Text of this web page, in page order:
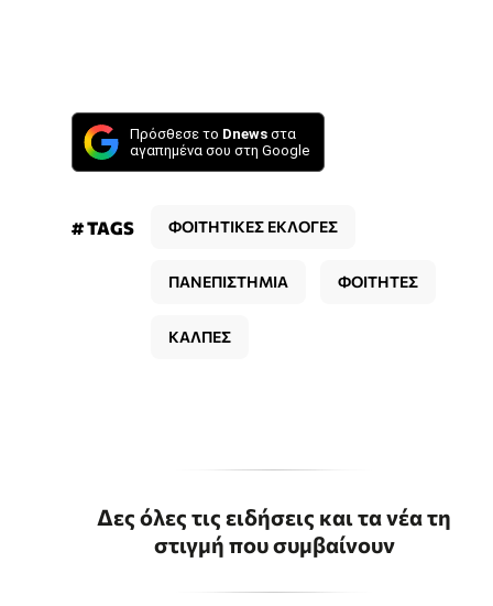
Πρόσθεσε το Dnews στα
αγαπημένα σου στη Google
# TAGS ΦΟΙΤΗΤΙΚΕΣ ΕΚΛΟΓΕΣ
ΠΑΝΕΠΙΣΤΗΜΙΑ ΦΟΙΤΗΤΕΣ
ΚΑΛΠΕΣ
Δες όλες τις ειδήσεις και τα νέα τη
στιγμή που συμβαίνουν